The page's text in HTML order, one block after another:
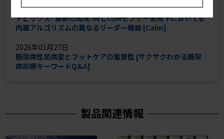
2026年02月24日
トピックス- 最新の知見-同じCGMセンサー使用下においても
内蔵アルゴリズムの異なるリーダー機器 [Calm]
2026年01月27日
糖尿病性足病変とフットケアの重要性 [サクサクわかる糖尿
病診療キーワードQ&A]
製品関連情報